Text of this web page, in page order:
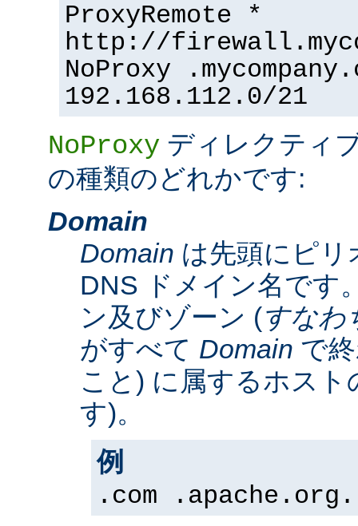
ProxyRemote *
http://
NoProxy
192.168.112.0/21
NoProxy ディレクティ
の種類のどれかです:
Domain
Domain は先頭にピリ
DNS ドメイン名です
ン及びゾーン (すなわ
がすべて Domain で
こと) に属するホス
す)。
例
.com .apache.org.